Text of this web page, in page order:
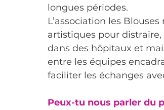
longues périodes.
L’association les
artistiques pour
dans des hôpitaux et
entre les équipes
faciliter les échanges
Peux-tu nous parler du